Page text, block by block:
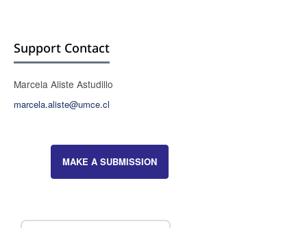
Support Contact
Marcela Aliste Astudillo
marcela.aliste@umce.cl
MAKE A SUBMISSION